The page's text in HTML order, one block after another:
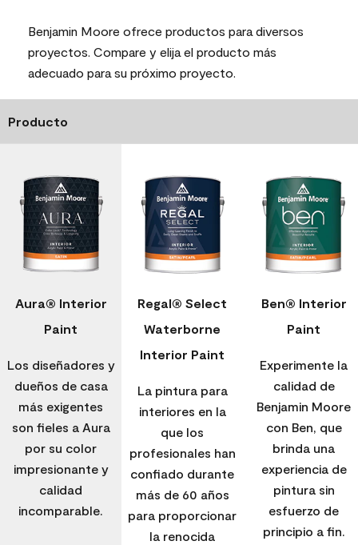
Benjamin Moore ofrece productos para diversos
proyectos. Compare y elija el producto más
adecuado para su próximo proyecto.
Producto
Aura® Interior
Paint
Los diseñadores y
dueños de casa
más exigentes
son fieles a Aura
por su color
impresionante y
calidad
incomparable.
Regal® Select
Waterborne
Interior Paint
La pintura para
interiores en la
que los
profesionales han
confiado durante
más de 60 años
para proporcionar
la renocida
Ben® Interior
Paint
Experimente la
calidad de
Benjamin Moore
con Ben, que
brinda una
experiencia de
pintura sin
esfuerzo de
principio a fin.